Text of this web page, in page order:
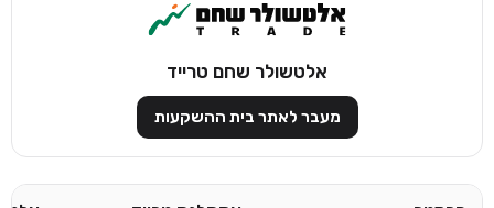
אלטשולר שחם טרייד
מעבר לאתר בית ההשקעות